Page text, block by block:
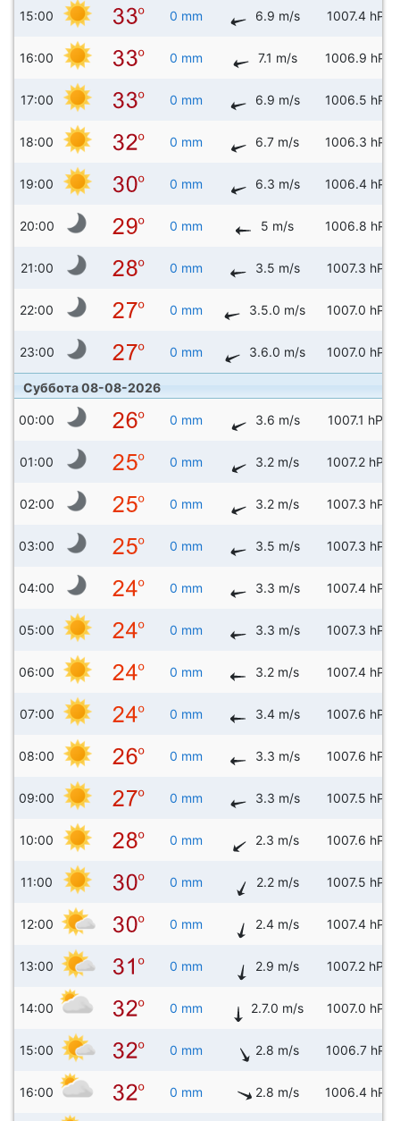
15:00 0 mm 6.9 m/s 1007.4 hPa
16:00 0 mm 7.1 m/s 1006.9 hPa
17:00 0 mm 6.9 m/s 1006.5 hPa
18:00 0 mm 6.7 m/s 1006.3 hPa
19:00 0 mm 6.3 m/s 1006.4 hPa
20:00 0 mm 5 m/s 1006.8 hPa
21:00 0 mm 3.5 m/s 1007.3 hPa
22:00 0 mm 3.5.0 m/s 1007.0 hPa
23:00 0 mm 3.6.0 m/s 1007.0 hPa
Суббота 08-08-2026
00:00 0 mm 3.6 m/s 1007.1 hPa
01:00 0 mm 3.2 m/s 1007.2 hPa
02:00 0 mm 3.2 m/s 1007.3 hPa
03:00 0 mm 3.5 m/s 1007.3 hPa
04:00 0 mm 3.3 m/s 1007.4 hPa
05:00 0 mm 3.3 m/s 1007.3 hPa
06:00 0 mm 3.2 m/s 1007.4 hPa
07:00 0 mm 3.4 m/s 1007.6 hPa
08:00 0 mm 3.3 m/s 1007.6 hPa
09:00 0 mm 3.3 m/s 1007.5 hPa
10:00 0 mm 2.3 m/s 1007.6 hPa
11:00 0 mm 2.2 m/s 1007.5 hPa
12:00 0 mm 2.4 m/s 1007.4 hPa
13:00 0 mm 2.9 m/s 1007.2 hPa
14:00 0 mm 2.7.0 m/s 1007.0 hPa
15:00 0 mm 2.8 m/s 1006.7 hPa
16:00 0 mm 2.8 m/s 1006.4 hPa